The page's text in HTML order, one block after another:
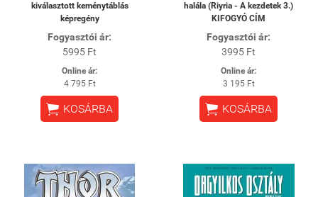
kiválasztott keménytáblás
képregény
Fogyasztói ár:
5995 Ft
Online ár:
4 795 Ft
 KOSÁRBA
halála (Riyria - A kezdetek 3.)
KIFOGYÓ CÍM
Fogyasztói ár:
3995 Ft
Online ár:
3 195 Ft
 KOSÁRBA